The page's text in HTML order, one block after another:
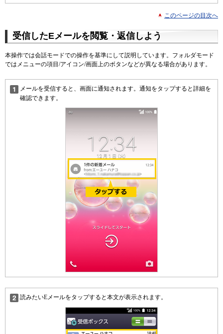
このページの目次へ
受信したEメールを閲覧・返信しよう
本操作では会話モードでの操作を基準にして説明しています。フォルダモード
ではメニューの項目/アイコン/画面上のボタンなどが異なる場合があります。
メールを受信すると、画面に通知されます。通知をタップすると詳細を
確認できます。
読みたいEメールをタップすると本文が表示されます。